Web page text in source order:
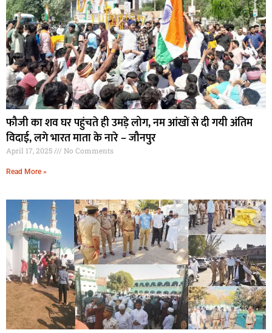
फौजी का शव घर पहुंचते ही उमड़े लोग, नम आंखों से दी गयी अंतिम
विदाई, लगे भारत माता के नारे – जौनपुर
April 17, 2025 No Comments
Read More »